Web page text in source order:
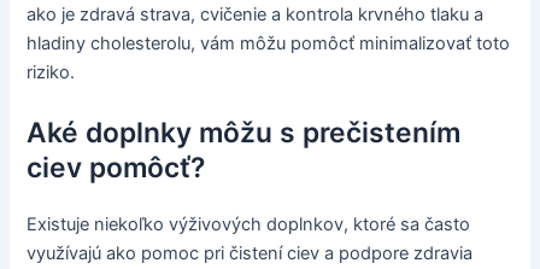
ako je zdravá strava, cvičenie a kontrola krvného tlaku a
hladiny cholesterolu, vám môžu pomôcť minimalizovať toto
riziko.
Aké doplnky môžu s prečistením
ciev pomôcť?
Existuje niekoľko výživových doplnkov, ktoré sa často
využívajú ako pomoc pri čistení ciev a podpore zdravia